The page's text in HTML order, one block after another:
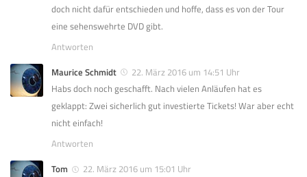
doch nicht dafür entschieden und hoffe, dass es von der Tour
eine sehenswehrte DVD gibt.
Antworten
Maurice Schmidt
22. März 2016 um 14:51 Uhr
Habs doch noch geschafft. Nach vielen Anläufen hat es
geklappt: Zwei sicherlich gut investierte Tickets! War aber echt
nicht einfach!
Antworten
Tom
22. März 2016 um 15:01 Uhr